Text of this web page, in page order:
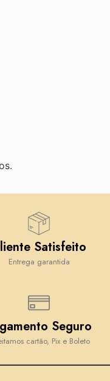
Satisfeito
Entrega garantida
Seguro
cartão, Pix e Boleto